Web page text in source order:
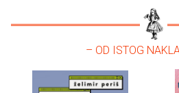
– OD ISTOG